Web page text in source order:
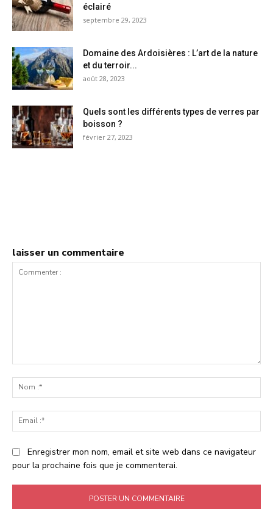
éclairé
septembre 29, 2023
Domaine des Ardoisières : L’art de la nature
et du terroir...
août 28, 2023
Quels sont les différents types de verres par
boisson ?
février 27, 2023
laisser un commentaire
:*
:*
Enregistrer mon nom, email et site web dans ce navigateur
pour la prochaine fois que je commenterai.